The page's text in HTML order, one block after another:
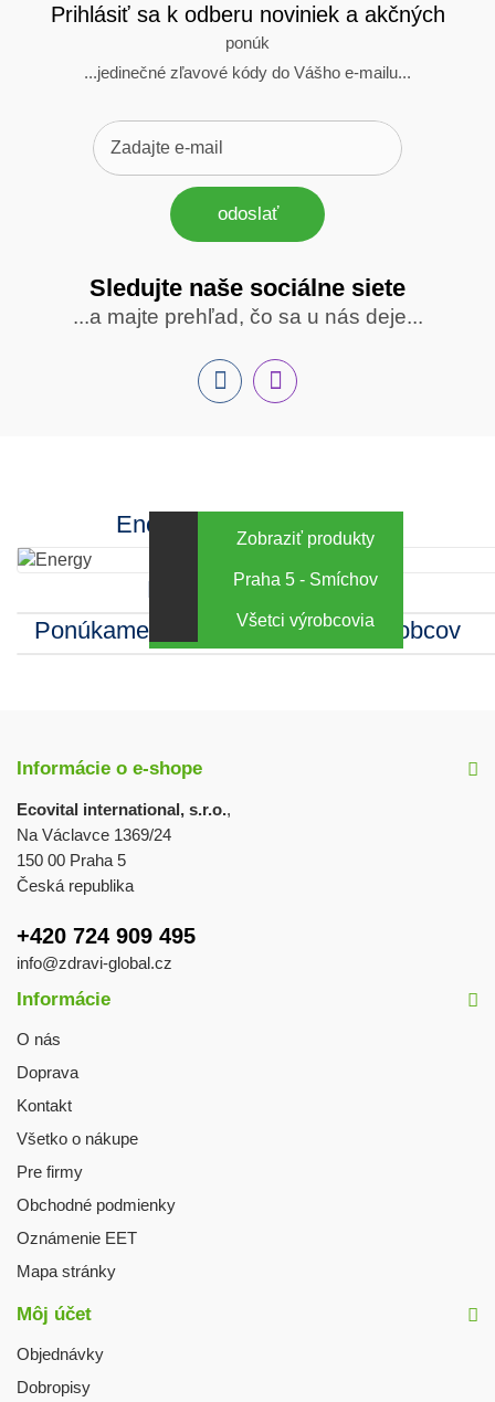
Prihlásiť sa k odberu noviniek a akčných
ponúk
...jedinečné zľavové kódy do Vášho e-mailu...
odoslať
Sledujte
nás
Sledujte naše sociálne siete
...a majte prehľad, čo sa u nás deje...
FacebookINstagram
Energy za výhodné ceny
Zobraziť produkty
Kamenná predajňa
Praha 5 - Smíchov
Ponúkame sortiment mnohých výrobcov
Všetci výrobcovia
Informácie o e-shope
Ecovital international, s.r.o.,
Na Václavce 1369/24
150 00 Praha 5
Česká republika
+420 724 909 495
info@zdravi-global.cz
Informácie
O nás
Doprava
Kontakt
Všetko o nákupe
Pre firmy
Obchodné podmienky
Oznámenie EET
Mapa stránky
Môj účet
Objednávky
Dobropisy